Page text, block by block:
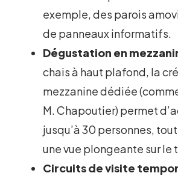
exemple, des parois
de panneaux informatifs.
Dégustation en
chais à haut plafond, la
mezzanine dédiée
M. Chapoutier) permet
jusqu’à 30 personnes,
une vue plongeante sur
Circuits de visite